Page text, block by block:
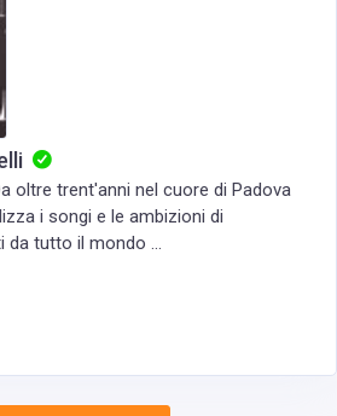
oltre trent'anni nel cuore di Padova
i songi e le ambizioni di
da tutto il mondo ...